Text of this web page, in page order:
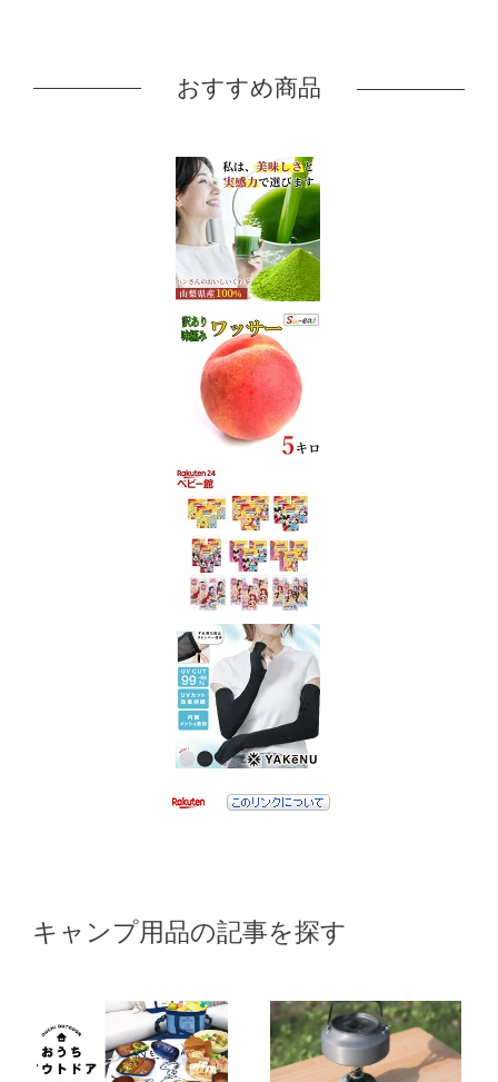
おすすめ商品
キャンプ用品の記事を探す